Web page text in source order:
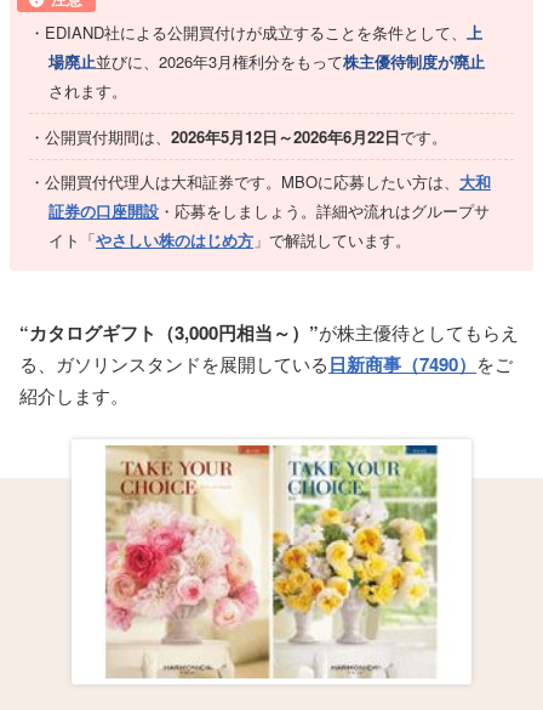
EDIAND社による公開買付けが成立することを条件として、
上
場廃止並びに、2026年3月権利分をもって株主優待制度が廃止
されます。
公開買付期間は、 2026年5月12日～2026年6月22日です。
公開買付代理人は大和証券です。MBOに応募したい方は、 大和
証券の口座開設 ・応募をしましょう。詳細や流れはグループサ
イト「やさしい株のはじめ方 」で解説しています。
“カタログギフト（3,000円相当～）”が株主優待としてもらえ
る、ガソリンスタンドを展開している日新商事（7490） をご
紹介します。